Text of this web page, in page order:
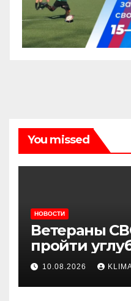
You missed
НОВОСТИ
Ветераны
пройти
медицинских
10.08.2026